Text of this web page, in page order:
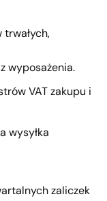
wyposażenia.
VAT zakupu i
wysyłka
zaliczek